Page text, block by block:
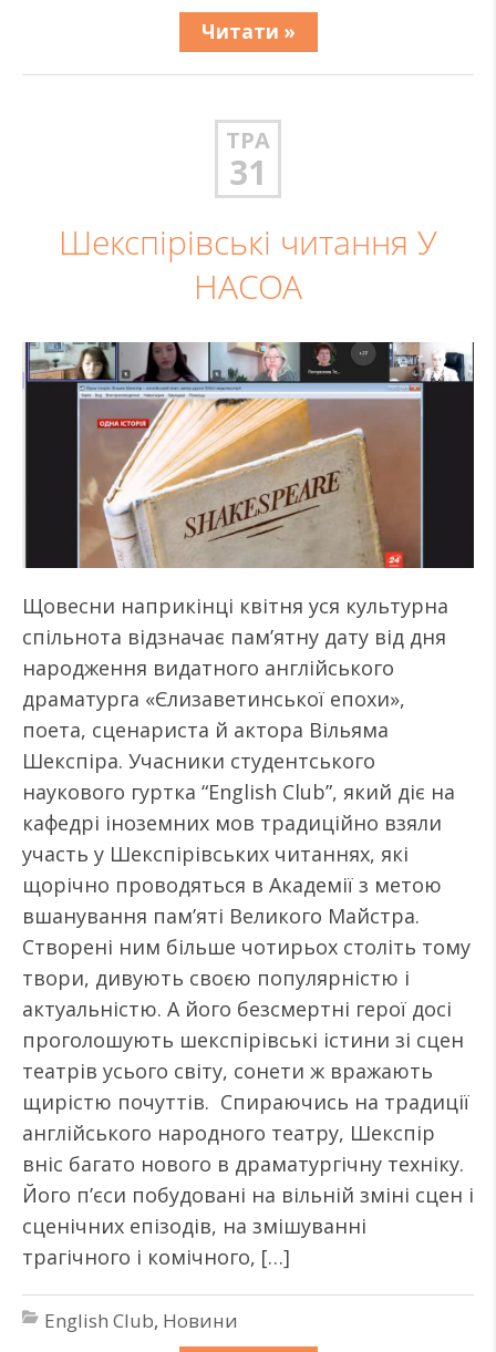
Читати »
ТРА
31
Шекспірівські читання У
НАСОА
Щовесни наприкінці квітня уся культурна
спільнота відзначає пам’ятну дату від дня
народження видатного англійського
драматурга «Єлизаветинської епохи»,
поета, сценариста й актора Вільяма
Шекспіра. Учасники студентського
наукового гуртка “English Club”, який діє на
кафедрі іноземних мов традиційно взяли
участь у Шекспірівських читаннях, які
щорічно проводяться в Академії з метою
вшанування пам’яті Великого Майстра.
Створені ним більше чотирьох століть тому
твори, дивують своєю популярністю і
актуальністю. А його безсмертні герої досі
проголошують шекспірівські істини зі сцен
театрів усього світу, сонети ж вражають
щирістю почуттів. Спираючись на традиції
англійського народного театру, Шекспір
вніс багато нового в драматургічну техніку.
Його п’єси побудовані на вільній зміні сцен і
сценічних епізодів, на змішуванні
трагічного і комічного, […]
English Club, Новини